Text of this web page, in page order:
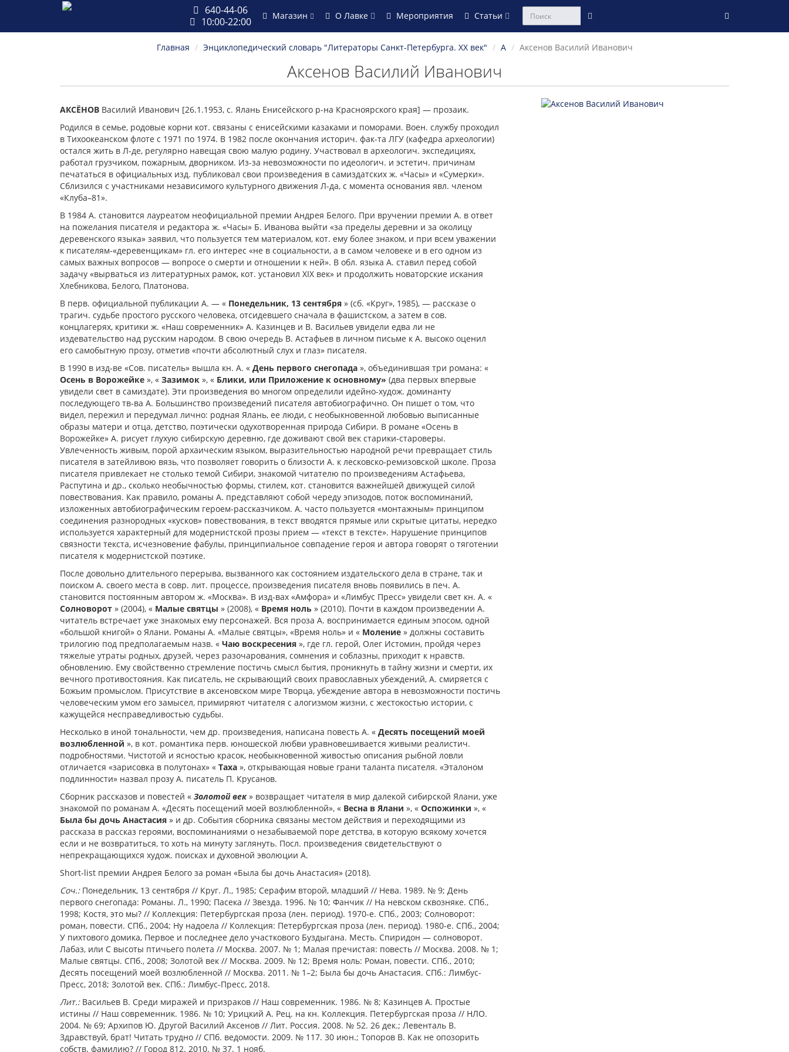
640-44-06
10:00-22:00
Магазин О Лавке Мероприятия Статьи
Главная Энциклопедический словарь "Литераторы Санкт-Петербурга. XX век" А Аксенов Василий Иванович
Аксенов Василий Иванович
АКСЁНОВ Василий Иванович [26.1.1953, с. Ялань Енисейского р-на Красноярского края] — прозаик.
Родился в семье, родовые корни кот. связаны с енисейскими казаками и поморами. Воен. службу проходил
в Тихоокеанском флоте с 1971 по 1974. В 1982 после окончания историч. фак-та ЛГУ (кафедра археологии)
остался жить в Л-де, регулярно навещая свою малую родину. Участвовал в археологич. экспедициях,
работал грузчиком, пожарным, дворником. Из-за невозможности по идеологич. и эстетич. причинам
печататься в официальных изд. публиковал свои произведения в самиздатских ж. «Часы» и «Сумерки».
Сблизился с участниками независимого культурного движения Л-да, с момента основания явл. членом
«Клуба–81».
В 1984 А. становится лауреатом неофициальной премии Андрея Белого. При вручении премии А. в ответ
на пожелания писателя и редактора ж. «Часы» Б. Иванова выйти «за пределы деревни и за околицу
деревенского языка» заявил, что пользуется тем материалом, кот. ему более знаком, и при всем уважении
к писателям-«деревенщикам» гл. его интерес «не в социальности, а в самом человеке и в его одном из
самых важных вопросов — вопросе о смерти и отношении к ней». В обл. языка А. ставил перед собой
задачу «вырваться из литературных рамок, кот. установил ХIХ век» и продолжить новаторские искания
Хлебникова, Белого, Платонова.
В перв. официальной публикации А. — « Понедельник, 13 сентября » (сб. «Круг», 1985), — рассказе о
трагич. судьбе простого русского человека, отсидевшего сначала в фашистском, а затем в сов.
концлагерях, критики ж. «Наш современник» А. Казинцев и В. Васильев увидели едва ли не
издевательство над русским народом. В свою очередь В. Астафьев в личном письме к А. высоко оценил
его самобытную прозу, отметив «почти абсолютный слух и глаз» писателя.
В 1990 в изд-ве «Сов. писатель» вышла кн. А. « День первого снегопада », объединившая три романа: «
Осень в Ворожейке », « Зазимок », « Блики, или Приложение к основному» (два первых впервые
увидели свет в самиздате). Эти произведения во многом определили идейно-худож. доминанту
последующего тв-ва А. Большинство произведений писателя автобиографично. Он пишет о том, что
видел, пережил и передумал лично: родная Ялань, ее люди, с необыкновенной любовью выписанные
образы матери и отца, детство, поэтически одухотворенная природа Сибири. В романе «Осень в
Ворожейке» А. рисует глухую сибирскую деревню, где доживают свой век старики-староверы.
Увлеченность живым, порой архаическим языком, выразительностью народной речи превращает стиль
писателя в затейливою вязь, что позволяет говорить о близости А. к лесковско-ремизовской школе. Проза
писателя привлекает не столько темой Сибири, знакомой читателю по произведениям Астафьева,
Распутина и др., сколько необычностью формы, стилем, кот. становится важнейшей движущей силой
повествования. Как правило, романы А. представляют собой череду эпизодов, поток воспоминаний,
изложенных автобиографическим героем-рассказчиком. А. часто пользуется «монтажным» принципом
соединения разнородных «кусков» повествования, в текст вводятся прямые или скрытые цитаты, нередко
используется характерный для модернистской прозы прием — «текст в тексте». Нарушение принципов
связности текста, исчезновение фабулы, принципиальное совпадение героя и автора говорят о тяготении
писателя к модернистской поэтике.
После довольно длительного перерыва, вызванного как состоянием издательского дела в стране, так и
поиском А. своего места в совр. лит. процессе, произведения писателя вновь появились в печ. А.
становится постоянным автором ж. «Москва». В изд-вах «Амфора» и «Лимбус Пресс» увидели свет кн. А. «
Солноворот » (2004), « Малые святцы » (2008), « Время ноль » (2010). Почти в каждом произведении А.
читатель встречает уже знакомых ему персонажей. Вся проза А. воспринимается единым эпосом, одной
«большой книгой» о Ялани. Романы А. «Малые святцы», «Время ноль» и « Моление » должны составить
трилогию под предполагаемым назв. « Чаю воскресения », где гл. герой, Олег Истомин, пройдя через
тяжелые утраты родных, друзей, через разочарования, сомнения и соблазны, приходит к нравств.
обновлению. Ему свойственно стремление постичь смысл бытия, проникнуть в тайну жизни и смерти, их
вечного противостояния. Как писатель, не скрывающий своих православных убеждений, А. смиряется с
Божьим промыслом. Присутствие в аксеновском мире Творца, убеждение автора в невозможности постичь
человеческим умом его замысел, примиряют читателя с алогизмом жизни, с жестокостью истории, с
кажущейся несправедливостью судьбы.
Несколько в иной тональности, чем др. произведения, написана повесть А. « Десять посещений моей
возлюбленной », в кот. романтика перв. юношеской любви уравновешивается живыми реалистич.
подробностями. Чистотой и ясностью красок, необыкновенной живостью описания рыбной ловли
отличается «зарисовка в полутонах» « Таха », открывающая новые грани таланта писателя. «Эталоном
подлинности» назвал прозу А. писатель П. Крусанов.
Сборник рассказов и повестей « Золотой век» возвращает читателя в мир далекой сибирской Ялани, уже
знакомой по романам А. «Десять посещений моей возлюбленной», « Весна в Ялани », « Оспожинки », «
Была бы дочь Анастасия » и др. События сборника связаны местом действия и переходящими из
рассказа в рассказ героями, воспоминаниями о незабываемой поре детства, в которую всякому хочется
если и не возвратиться, то хоть на минуту заглянуть. Посл. произведения свидетельствуют о
непрекращающихся худож. поисках и духовной эволюции А.
Short-list премии Андрея Белого за роман «Была бы дочь Анастасия» (2018).
Соч.:Понедельник, 13 сентября // Круг. Л., 1985; Серафим второй, младший // Нева. 1989. № 9; День
первого снегопада: Романы. Л., 1990; Пасека // Звезда. 1996. № 10; Фанчик // На невском сквозняке. СПб.,
1998; Костя, это мы? // Коллекция: Петербургская проза (лен. период). 1970-е. СПб., 2003; Солноворот:
роман, повести. СПб., 2004; Ну надоела // Коллекция: Петербургская проза (лен. период). 1980-е. СПб., 2004;
У пихтового домика, Первое и последнее дело участкового Буздыгана. Месть. Спиридон — солноворот.
Лабаз, или С высоты птичьего полета // Москва. 2007. № 1; Малая пречистая: повесть // Москва. 2008. № 1;
Малые святцы. СПб., 2008; Золотой век // Москва. 2009. № 12; Время ноль: Роман, повести. СПб., 2010;
Десять посещений моей возлюбленной // Москва. 2011. № 1–2; Была бы дочь Анастасия. СПб.: Лимбус-
Пресс, 2018; Золотой век. СПб.: Лимбус-Пресс, 2018.
Лит.:Васильев В. Среди миражей и призраков // Наш современник. 1986. № 8; Казинцев А. Простые
истины // Наш современник. 1986. № 10; Урицкий А. Рец. на кн. Коллекция. Петербургская проза // НЛО.
2004. № 69; Архипов Ю. Другой Василий Аксенов // Лит. Россия. 2008. № 52. 26 дек.; Левенталь В.
Здравствуй, брат! Читать трудно // СПб. ведомости. 2009. № 117. 30 июн.; Топоров В. Как не опозорить
собств. фамилию? // Город 812. 2010. № 37. 1 нояб.